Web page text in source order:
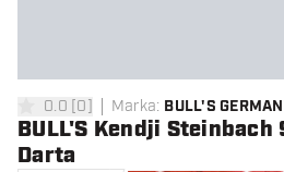
0 gwiazdki oceny
0.0 [0] Marka: BULL'S
BULL'S Kendji Steinbach
Darta